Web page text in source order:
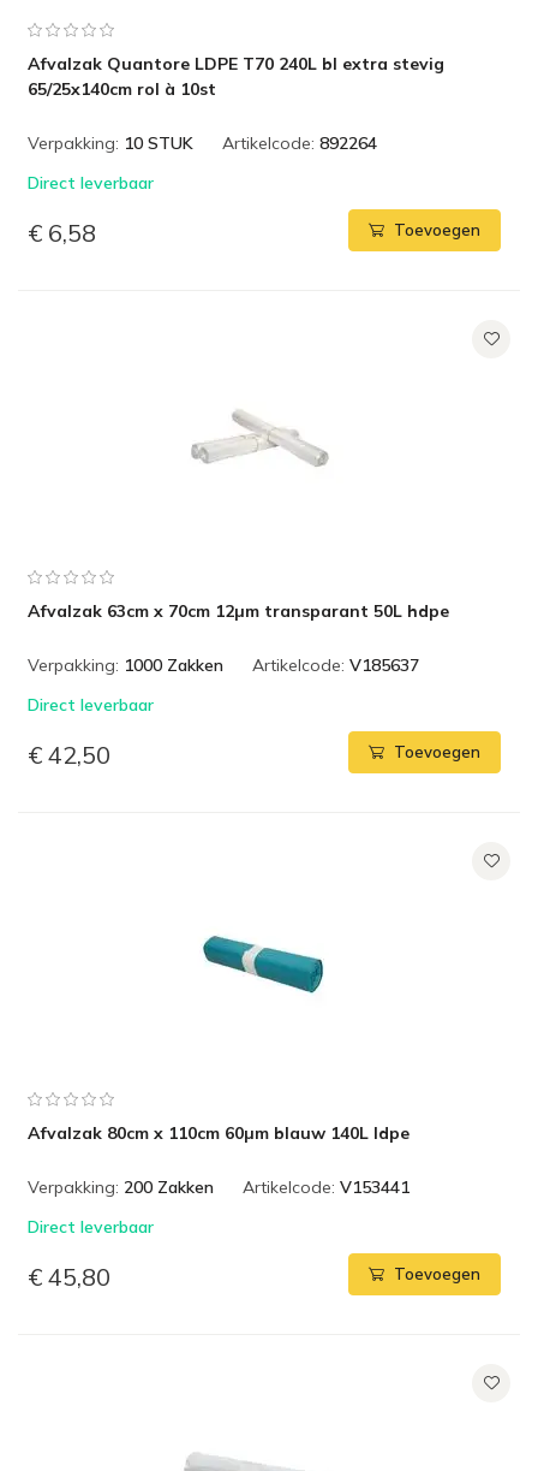
Afvalzak Quantore LDPE T70 240L bl extra stevig
65/25x140cm rol à 10st
Verpakking: 10 STUK Artikelcode: 892264
Direct leverbaar
€ 6,58 Toevoegen
Afvalzak 63cm x 70cm 12µm transparant 50L hdpe
Verpakking: 1000 Zakken Artikelcode: V185637
Direct leverbaar
€ 42,50 Toevoegen
Afvalzak 80cm x 110cm 60µm blauw 140L ldpe
Verpakking: 200 Zakken Artikelcode: V153441
Direct leverbaar
€ 45,80 Toevoegen